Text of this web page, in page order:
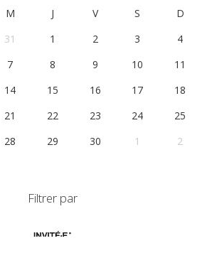
M J V S
D
31 1 2 3
4
7 8 9 10
11
14 15 16 17
18
21 22 23 24
25
28 29 30 1 2
Filtrer par